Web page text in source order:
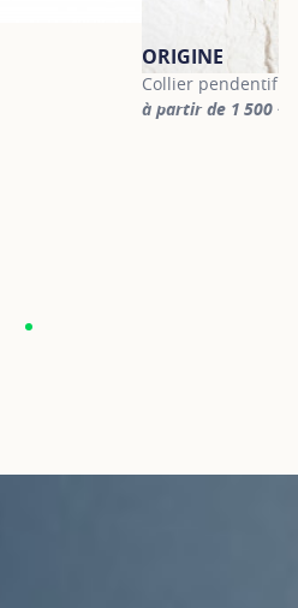
ORIGINE
Collier pendentif
à partir de 1 500 €